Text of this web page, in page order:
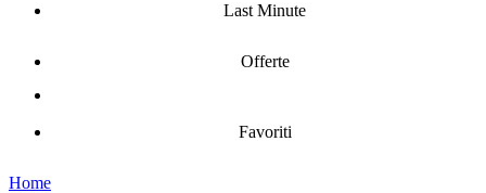
Last Minute
Offerte
Favoriti
Home